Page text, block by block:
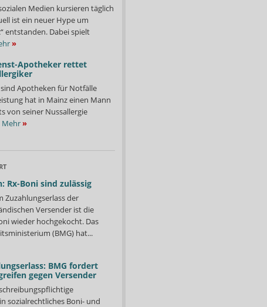
Medien kursieren täglich
ist ein neuer Hype um
entstanden. Dabei spielt
»
Apotheker rettet
Apotheken für Notfälle
hat in Mainz einen Mann
von seiner Nussallergie
Mehr»
Rx-Boni sind zulässig
Zuzahlungserlass der
Versender ist die
wieder hochgekocht. Das
(BMG) hat...
BMG fordert
gegen Versender
sozialrechtliches Boni- und